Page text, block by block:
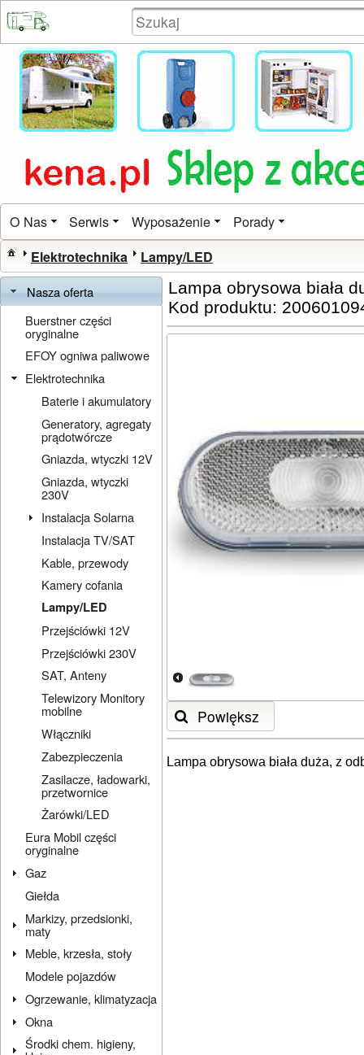
O Nas Serwis Wyposażenie Porady
Elektrotechnika Lampy/LED
Nasza oferta
Buerstner części
oryginalne
EFOY ogniwa paliwowe
Elektrotechnika
Baterie i akumulatory
Generatory, agregaty
prądotwórcze
Gniazda, wtyczki 12V
Gniazda, wtyczki
230V
Instalacja Solarna
Instalacja TV/SAT
Kable, przewody
Kamery cofania
Lampy/LED
Przejściówki 12V
Przejściówki 230V
SAT, Anteny
Telewizory Monitory
mobilne
Włączniki
Zabezpieczenia
Zasilacze, ładowarki,
przetwornice
Żarówki/LED
Eura Mobil części
oryginalne
Gaz
Giełda
Markizy, przedsionki,
maty
Meble, krzesła, stoły
Modele pojazdów
Ogrzewanie, klimatyzacja
Okna
Środki chem. higieny,
Lampa obrysowa biała
Kod produktu:
Powiększ
Lampa obrysowa biała duża, z